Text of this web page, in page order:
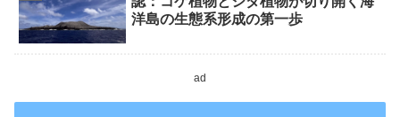
洋島の生態系形成の第一歩
ad